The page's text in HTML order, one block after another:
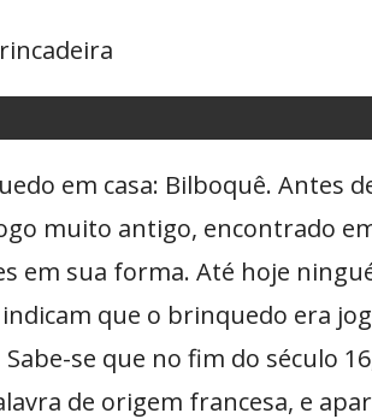
em casa: Bilboquê. Antes
muito antigo, encontrado
em sua forma. Até hoje
que o brinquedo era
se que no fim do século
de origem francesa, e